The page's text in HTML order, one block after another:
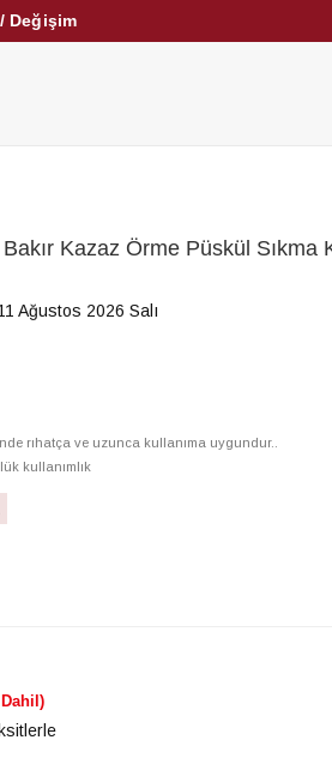
Değişim
Kazaz Örme Püskül Sıkma
Ağustos 2026 Salı
rıhatça ve uzunca kullanıma uygundur..
kullanımlık